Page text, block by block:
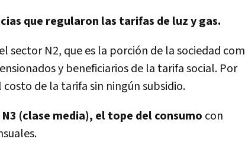
que regularon las tarifas de luz y gas.
sector N2, que es la porción de la sociedad com
y beneficiarios de la tarifa social. Por
de la tarifa sin ningún subsidio.
(clase media), el tope del consumo con